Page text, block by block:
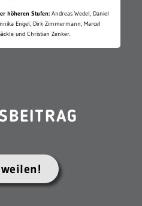
höheren Stufen: Andreas Wedel, Daniel
Engel, Dirk Zimmermann, Marcel
und Christian Zenker.